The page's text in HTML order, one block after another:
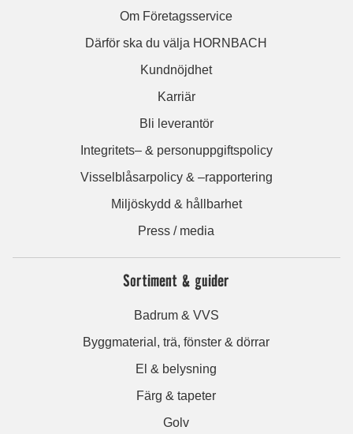
Om Företagsservice
Därför ska du välja HORNBACH
Kundnöjdhet
Karriär
Bli leverantör
Integritets– & personuppgiftspolicy
Visselblåsarpolicy & –rapportering
Miljöskydd & hållbarhet
Press / media
Sortiment & guider
Badrum & VVS
Byggmaterial, trä, fönster & dörrar
El & belysning
Färg & tapeter
Golv